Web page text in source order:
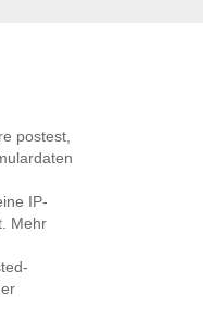
postest,
IP-
Mehr